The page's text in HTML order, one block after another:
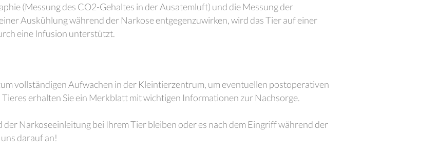
(Messung des CO2-Gehaltes in der Ausatemluft) und die Messung der
Auskühlung während der Narkose entgegenzuwirken, wird das Tier auf einer
eine Infusion unterstützt.
vollständigen Aufwachen in der Kleintierzentrum, um eventuellen postoperativen
erhalten Sie ein Merkblatt mit wichtigen Informationen zur Nachsorge.
der Narkoseeinleitung bei Ihrem Tier bleiben oder es nach dem Eingriff während der
darauf an!